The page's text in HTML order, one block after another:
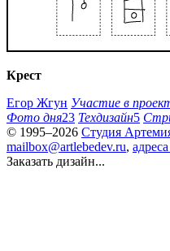
Крест
Егор Жгун Участие в
Фото дня23 Техдизайн5
© 1995–2026 Студия
mailbox@artlebedev.ru,
Заказать дизайн...